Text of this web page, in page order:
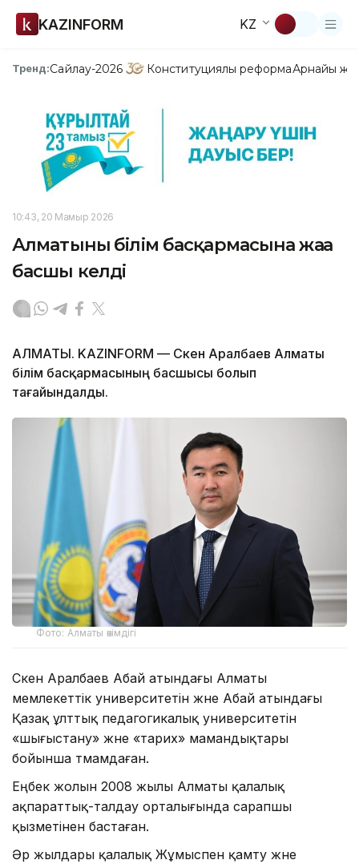
KAZINFORM KZ
Тренд:Сайлау-2026 Конституциялық реформаАрнайы
10:43, 20 Мамыр 2026
Алматының білім басқармасына жаңа
басшы келді
АЛМАТЫ. KAZINFORM — Сәкен Аралбаев Алматы
білім басқармасының басшысы болып
тағайындалды.
Фото: Алматы әкімдігі
Сәкен Аралбаев Абай атындағы Алматы
мемлекеттік университетін және Абай атындағы
Қазақ ұлттық педагогикалық университетін
«шығыстану» және «тарих» мамандықтары
бойынша тәмамдаған.
Еңбек жолын 2008 жылы Алматы қалалық
ақпараттық-талдау орталығында сарапшы
қызметінен бастаған.
Әр жылдары қалалық Жұмыспен қамту және